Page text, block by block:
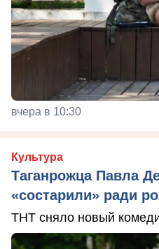
вчера в 10:30
Культура
Таганрожца Павла
«состарили» ради
ТНТ сняло новый